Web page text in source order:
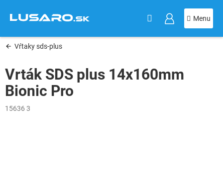
obsah
Vŕtaky sds-plus
Vrták SDS plus 14x160mm
Bionic Pro
15636 3